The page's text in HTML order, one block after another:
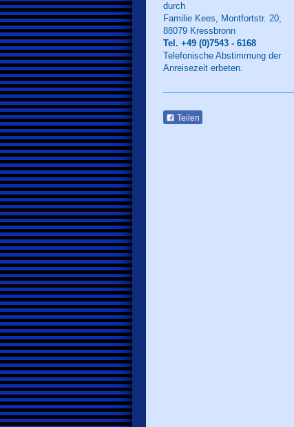
durch
Familie Kees, Montfortstr. 20,
88079 Kressbronn
Tel. +49 (0)7543 - 6168
Telefonische Abstimmung der
Anreisezeit erbeten.
Teilen